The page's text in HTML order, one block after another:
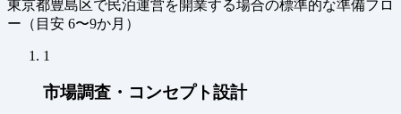
東京都豊島区で民泊運営を開業する場合の標準的な準備フロ
ー（ 目安 6〜9か月 ）
1
市場調査・コンセプト設計